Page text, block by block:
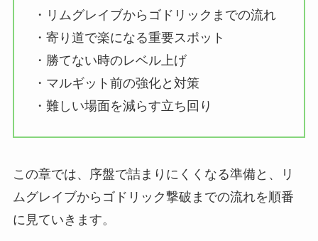
・リムグレイブからゴドリックまでの流れ
・寄り道で楽になる重要スポット
・勝てない時のレベル上げ
・マルギット前の強化と対策
・難しい場面を減らす立ち回り
この章では、序盤で詰まりにくくなる準備と、リ
ムグレイブからゴドリック撃破までの流れを順番
に見ていきます。